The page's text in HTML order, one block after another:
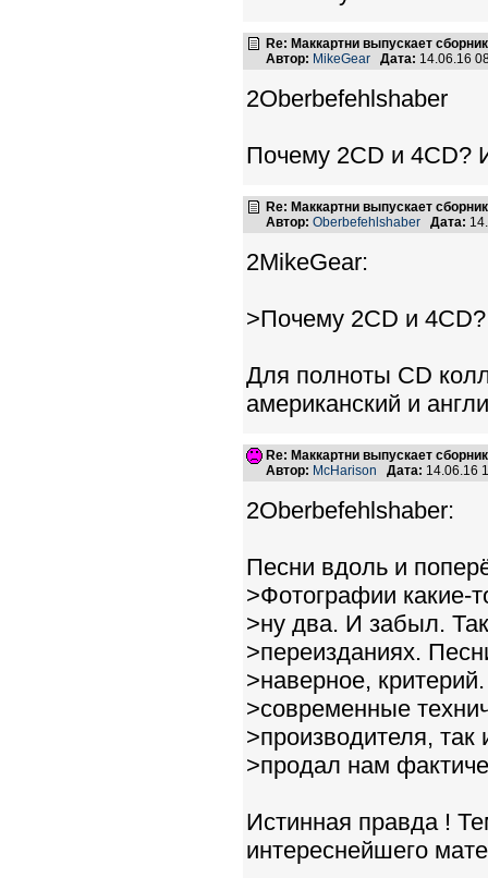
Re: Маккартни выпускает
Автор: MikeGear Дата: 14.06.16
2Oberbefehlshaber
Почему 2CD и 4CD?
Re: Маккартни выпускает
Автор: Oberbefehlshaber Дата:
2MikeGear:
>Почему 2CD и
Для полноты CD
американский и
Re: Маккартни выпускает
Автор: McHarison Дата: 14.06.16
2Oberbefehlshaber:
Песни вдоль и
>Фотографии какие-
>ну два. И забыл.
>переизданиях.
>наверное,
>современные
>производителя,
>продал нам
Истинная правда !
интереснейшего